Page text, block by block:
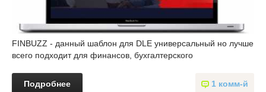
FINBUZZ - данный шаблон для DLE универсальный но лучше
всего подходит для финансов, бухгалтерского
1 комм-й
Подробнее